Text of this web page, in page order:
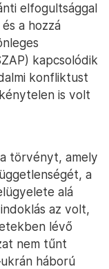
elfogultsággal
a hozzá
kapcsolódik
konfliktust
is volt
törvényt, amely
a
alá
az volt,
lévő
nem tűnt
háború